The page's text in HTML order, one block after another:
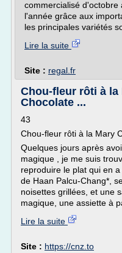
commercialisé d'octobre
l'année grâce aux
les principales variétés
Lire la suite
Site : regal.fr
Chou-fleur rôti à la
Chocolate ...
43
Chou-fleur rôti à la Mary
Quelques jours après
magique , je me suis
reproduire le plat qui en
de Haan Palcu-Chang*,
noisettes grillées, et une
magique, une assiette à
Lire la suite
Site : https://cnz.to